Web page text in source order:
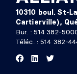
10310 boul. St-
Cartierville),
Bur. : 514 382-
Téléc. : 514 382-